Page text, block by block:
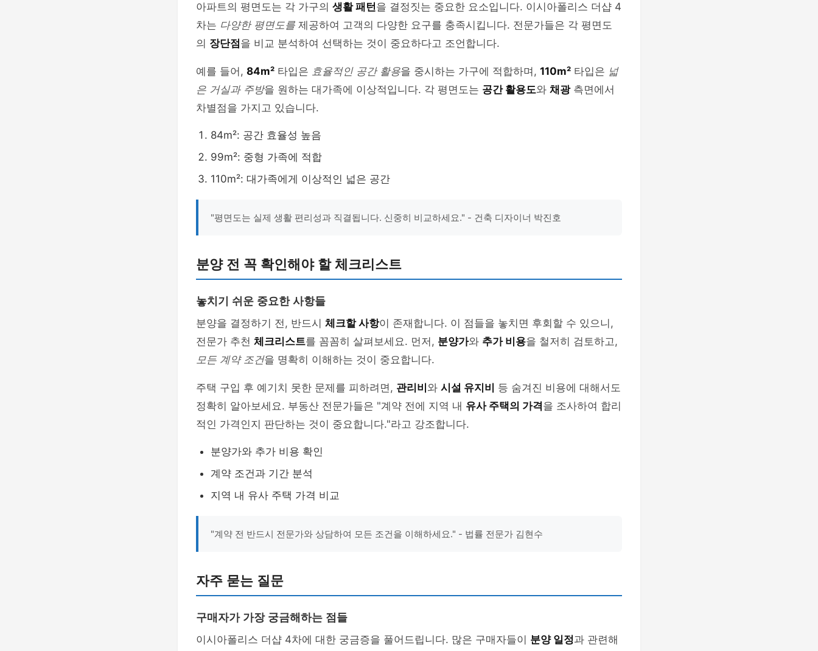
아파트의 평면도는 각 가구의 생활 패턴을 결정짓는 중요한 요소입니다. 이시아폴리스 더샵 4
차는 다양한 평면도를 제공하여 고객의 다양한 요구를 충족시킵니다. 전문가들은 각 평면도
의 장단점을 비교 분석하여 선택하는 것이 중요하다고 조언합니다.
예를 들어, 84m² 타입은 효율적인 공간 활용을 중시하는 가구에 적합하며, 110m² 타입은 넓
은 거실과 주방을 원하는 대가족에 이상적입니다. 각 평면도는 공간 활용도와 채광측면에서
차별점을 가지고 있습니다.
84m²: 공간 효율성 높음
99m²: 중형 가족에 적합
110m²: 대가족에게 이상적인 넓은 공간
"평면도는 실제 생활 편리성과 직결됩니다. 신중히 비교하세요." - 건축 디자이너 박진호
분양 전 꼭 확인해야 할 체크리스트
놓치기 쉬운 중요한 사항들
분양을 결정하기 전, 반드시 체크할 사항이 존재합니다. 이 점들을 놓치면 후회할 수 있으니,
전문가 추천 체크리스트를 꼼꼼히 살펴보세요. 먼저, 분양가와 추가 비용을 철저히 검토하고,
모든 계약 조건을 명확히 이해하는 것이 중요합니다.
주택 구입 후 예기치 못한 문제를 피하려면, 관리비 와 시설 유지비
등 숨겨진 비용에 대해서도
정확히 알아보세요. 부동산 전문가들은 "계약 전에 지역 내 유사 주택의 가격을 조사하여 합리
적인 가격인지 판단하는 것이 중요합니다."라고 강조합니다.
분양가와 추가 비용 확인
계약 조건과 기간 분석
지역 내 유사 주택 가격 비교
"계약 전 반드시 전문가와 상담하여 모든 조건을 이해하세요." - 법률 전문가 김현수
자주 묻는 질문
구매자가 가장 궁금해하는 점들
이시아폴리스 더샵 4차에 대한 궁금증을 풀어드립니다. 많은 구매자들이 분양 일정과 관련해